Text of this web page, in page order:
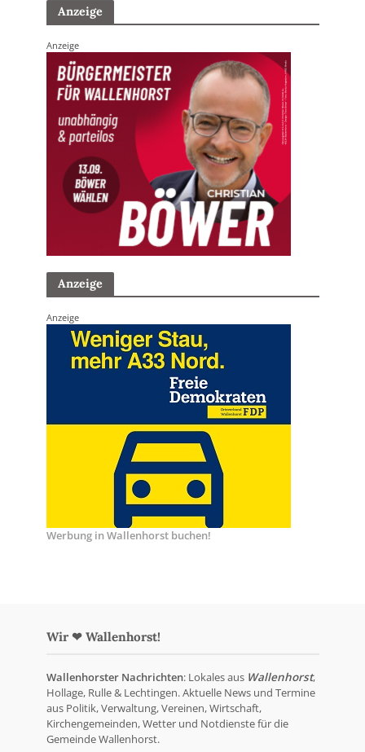
Anzeige
Anzeige
Anzeige
Anzeige
Werbung in Wallenhorst buchen!
Wir ❤ Wallenhorst!
Wallenhorster Nachrichten: Lokales aus Wallenhorst,
Hollage, Rulle & Lechtingen. Aktuelle News und Termine
aus Politik, Verwaltung, Vereinen, Wirtschaft,
Kirchengemeinden, Wetter und Notdienste für die
Gemeinde Wallenhorst.